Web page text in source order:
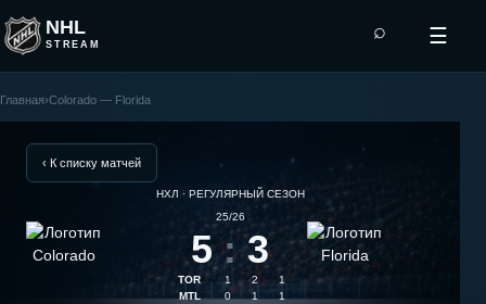
NHL
STREAM
⌕ ☰
Florida
результат
Главная›Colorado — Florida
‹ К списку матчей
НХЛ · РЕГУЛЯРНЫЙ СЕЗОН
25/26
5 : 3
TOR 1 2
1
MTL
0 1 1